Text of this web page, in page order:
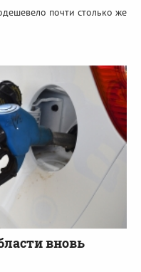
почти столько же
вновь